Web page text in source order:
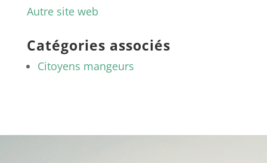
Autre site web
Catégories associés
Citoyens mangeurs